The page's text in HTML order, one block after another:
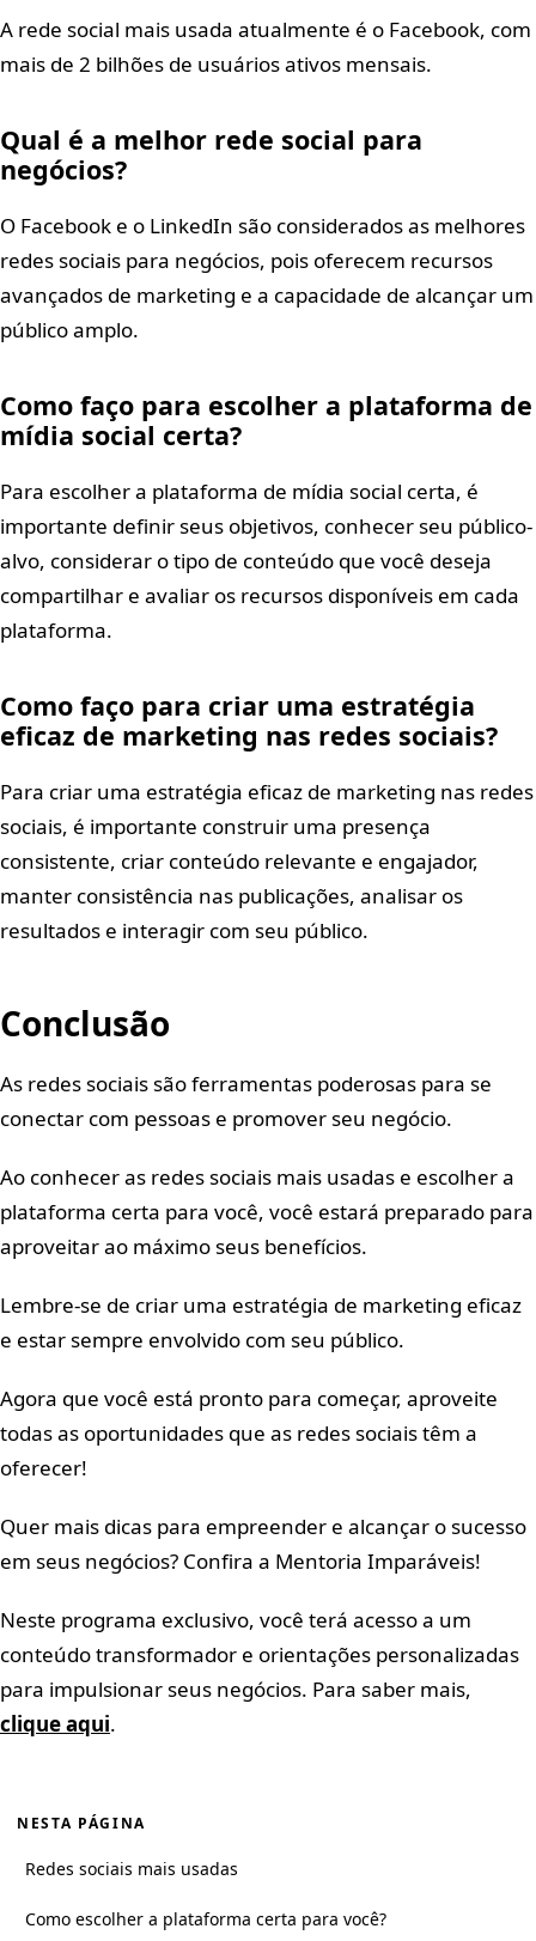
A rede social mais usada atualmente é o Facebook, com
mais de 2 bilhões de usuários ativos mensais.
Qual é a melhor rede social para
negócios?
O Facebook e o LinkedIn são considerados as melhores
redes sociais para negócios, pois oferecem recursos
avançados de marketing e a capacidade de alcançar um
público amplo.
Como faço para escolher a plataforma de
mídia social certa?
Para escolher a plataforma de mídia social certa, é
importante definir seus objetivos, conhecer seu público-
alvo, considerar o tipo de conteúdo que você deseja
compartilhar e avaliar os recursos disponíveis em cada
plataforma.
Como faço para criar uma estratégia
eficaz de marketing nas redes sociais?
Para criar uma estratégia eficaz de marketing nas redes
sociais, é importante construir uma presença
consistente, criar conteúdo relevante e engajador,
manter consistência nas publicações, analisar os
resultados e interagir com seu público.
Conclusão
As redes sociais são ferramentas poderosas para se
conectar com pessoas e promover seu negócio.
Ao conhecer as redes sociais mais usadas e escolher a
plataforma certa para você, você estará preparado para
aproveitar ao máximo seus benefícios.
Lembre-se de criar uma estratégia de marketing eficaz
e estar sempre envolvido com seu público.
Agora que você está pronto para começar, aproveite
todas as oportunidades que as redes sociais têm a
oferecer!
Quer mais dicas para empreender e alcançar o sucesso
em seus negócios? Confira a Mentoria Imparáveis!
Neste programa exclusivo, você terá acesso a um
conteúdo transformador e orientações personalizadas
para impulsionar seus negócios. Para saber mais,
clique aqui.
NESTA PÁGINA
Redes sociais mais usadas
Como escolher a plataforma certa para você?